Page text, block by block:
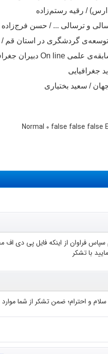
ارس) / رقیه رستم‌زاده
و ترسالی ... / حسن فرج‌زاده
توسعه‌ی گردشگری در استان
علمی On line دبیران
جغرافیایی
/ سعید بختیاری
Normal 0 false false false
با تشکر
سلام و احترام؛ ضمن تشکر از شما